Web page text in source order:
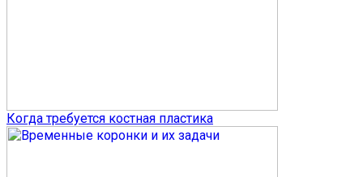
Когда требуется костная пластика